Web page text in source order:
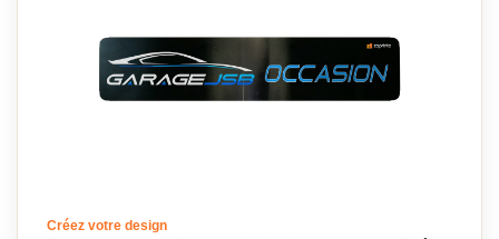
Créez votre design